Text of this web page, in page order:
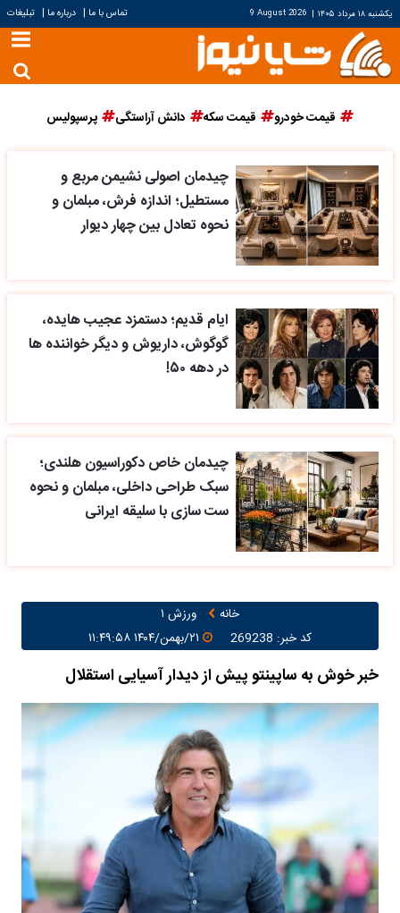
یکشنبه ۱۸ مرداد ۱۴۰۵ |
9 August 2026 تماس با ما | درباره ما | تبلیغات
قیمت خودرو قیمت سکه دانش آراستگی پرسپولیس
چیدمان اصولی نشیمن مربع و
مستطیل؛ اندازه فرش، مبلمان و
نحوه تعادل بین چهار دیوار
ایام قدیم؛ دستمزد عجیب هایده،
گوگوش، داریوش و دیگر خواننده ها
در دهه ۵۰!
چیدمان خاص دکوراسیون هلندی؛
سبک طراحی داخلی، مبلمان و نحوه
ست سازی با سلیقه ایرانی
خانه
ورزش ۱
کد خبر: 269238
خبر خوش به ساپینتو پیش از دیدار آسیایی استقلال